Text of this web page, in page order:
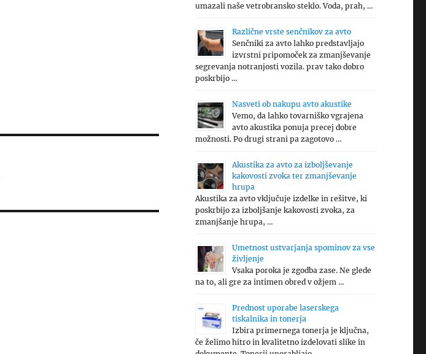
umazali naše vetrobransko steklo. Voda, prah, …
Različne vrste senčnikov za avto
Senčniki za avto lahko predstavljajo
izvrstni pripomoček za zmanjševanje
segrevanja notranjosti vozila. prav tako dobro
poskrbijo …
Nasveti ob nakupu avto akustike
Vemo, da lahko tovarniško vgrajena
avto akustika ponuja precej dobre
možnosti. Po drugi strani pa zagotovo …
Akustika za avto za izboljševanje
kakovosti zvoka ter zmanjševanje
hrupa
Akustika za avto vključuje izdelke in rešitve, ki
poskrbijo za izboljšanje kakovosti zvoka, za
zmanjšanje hrupa, …
Umetnost ustvarjanja spominov za vse
življenje
Vsaka poroka je zgodba zase. Ne glede
na to, ali gre za intimen obred v ožjem …
Prednost uporabe laserskega
tiskalnika in tonerja
Izbira primernega tonerja je ključna,
če želimo hitro in kvalitetno izdelovati slike in